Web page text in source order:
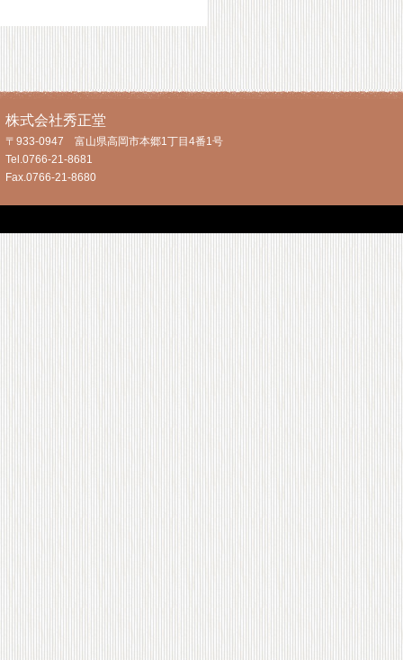
株式会社秀正堂
〒933-0947 富山県高岡市本郷1丁目4番1号
Tel.0766-21-8681
Fax.0766-21-8680